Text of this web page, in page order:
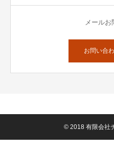
メールお
お問い合
© 2018 有限会社